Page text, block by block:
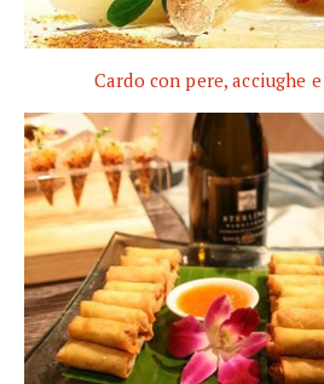
Cardo con pere, acciughe